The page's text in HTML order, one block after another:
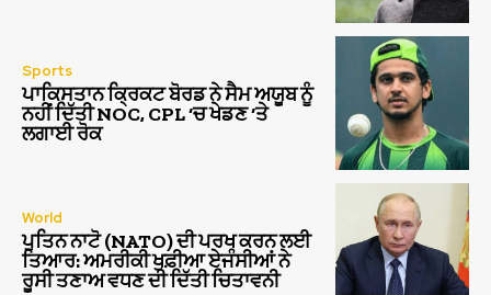
Sports
ਪਾਕਿਸਤਾਨ ਕ੍ਰਿਕਟ ਬੋਰਡ ਨੇ ਸੈਮ ਅਯੂਬ ਨੂੰ
ਨਹੀਂ ਦਿੱਤੀ NOC, CPL ‘ਚ ਖੇਡਣ ‘ਤੇ
ਲਗਾਈ ਰੋਕ
World
ਪੁਤਿਨ ਨਾਟੋ (NATO) ਦੀ ਪਰਖ ਕਰਨ ਲਈ
ਤਿਆਰ: ਅਮਰੀਕੀ ਖੁਫ਼ੀਆ ਏਜੰਸੀਆਂ ਨੇ
ਰੂਸੀ ਤਣਾਅ ਵਧਣ ਦੀ ਦਿੱਤੀ ਚਿਤਾਵਨੀ